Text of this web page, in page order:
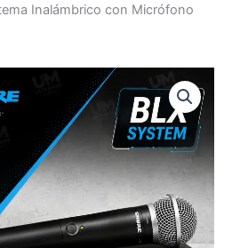
Inalámbrico con Micrófono